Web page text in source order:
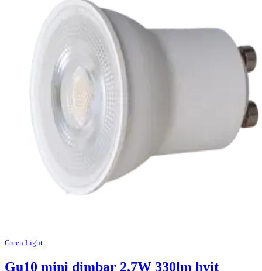
Green Light
Gu10 mini dimbar 2,7W 330lm hvit